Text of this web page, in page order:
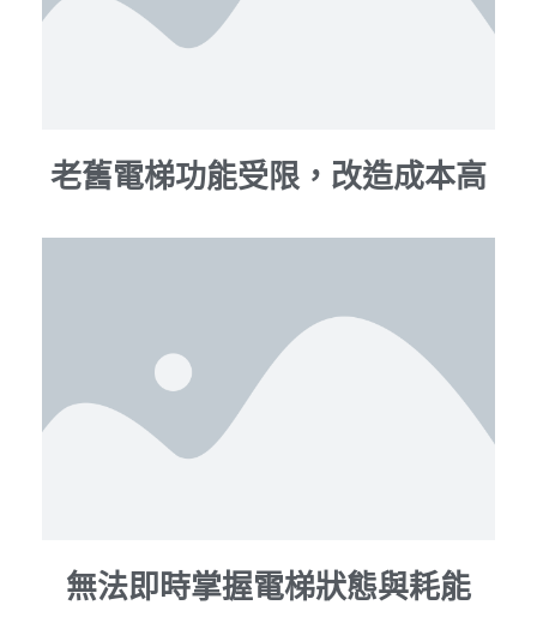
老舊電梯功能受限，改造成本高
無法即時掌握電梯狀態與耗能